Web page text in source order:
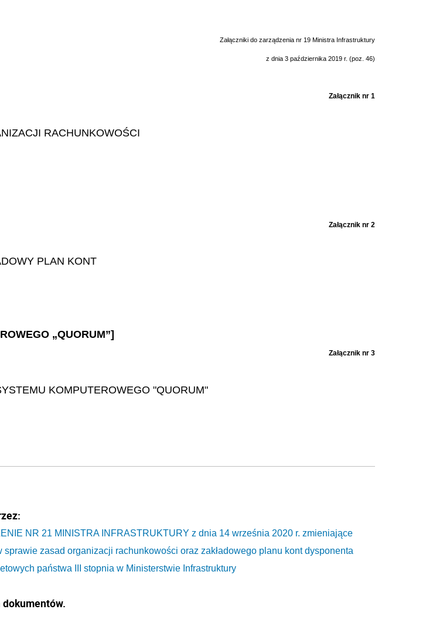
Załączniki do zarządzenia nr 19 Ministra Infrastruktury
z dnia 3 października 2019 r. (poz. 46)
Załącznik nr 1
RACHUNKOWOŚCI
Załącznik nr 2
PLAN KONT
„QUORUM”]
Załącznik nr 3
KOMPUTEROWEGO "QUORUM"
NR 21 MINISTRA INFRASTRUKTURY z dnia 14 września 2020 r. zmieniające
sprawie zasad organizacji rachunkowości oraz zakładowego planu kont dysponenta
państwa III stopnia w Ministerstwie Infrastruktury